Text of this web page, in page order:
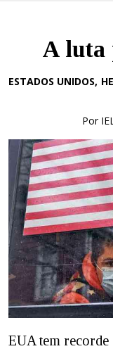
A luta
ESTADOS UNIDOS
Por
EUA tem